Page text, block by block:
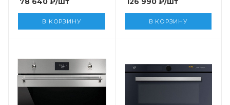
В КОРЗИНУ В КОРЗИНУ